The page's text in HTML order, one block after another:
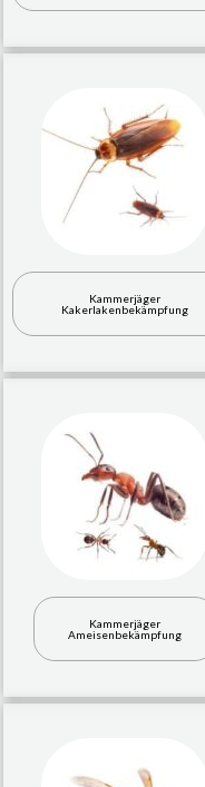
Kammerjäger
Kakerlakenbekämpfung
Kammerjäger
Ameisenbekämpfung